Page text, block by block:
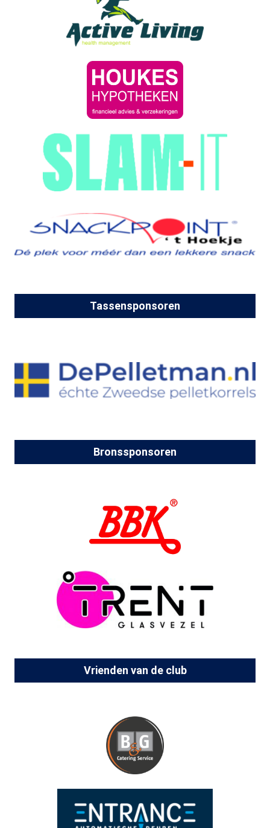
Tassensponsoren
Bronssponsoren
Vrienden van de club